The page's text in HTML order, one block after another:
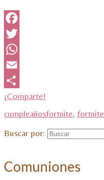
Facebook
Twitter
WhatsApp
Email
¡Comparte!
cumpleañosfortnite, fortnite
Buscar por:
Comuniones